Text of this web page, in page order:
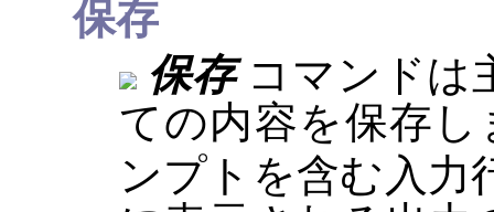
保存
保存コマンドは
ての内容を保存
ンプトを含む入